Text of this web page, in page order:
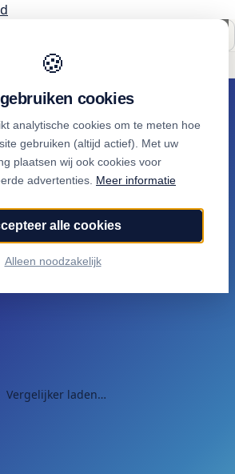
🍪
cookies
analytische cookies om te meten hoe
gebruiken (altijd actief). Met uw
plaatsen wij ook cookies voor
advertenties. Meer informatie
alle cookies
Alleen noodzakelijk
Thuiswinkel partner
adres, scherpste deal eerst.
Vergelijker laden…